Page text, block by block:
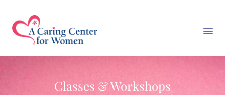
Classes & Workshops